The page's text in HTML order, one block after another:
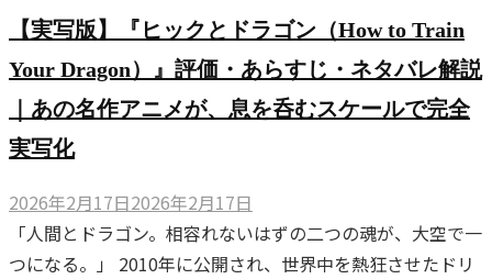
【実写版】『ヒックとドラゴン（How to Train
Your Dragon）』評価・あらすじ・ネタバレ解説
｜あの名作アニメが、息を呑むスケールで完全
実写化
2026年2月17日2026年2月17日
「人間とドラゴン。相容れないはずの二つの魂が、大空で一
つになる。」 2010年に公開され、世界中を熱狂させたドリ